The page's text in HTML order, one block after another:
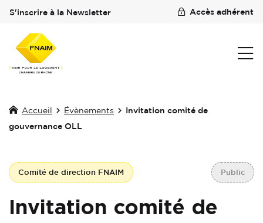
S'inscrire à la Newsletter Accès adhérent
Accueil Évènements
Invitation comité de
gouvernance OLL
Comité de direction FNAIM Public
Invitation comité de